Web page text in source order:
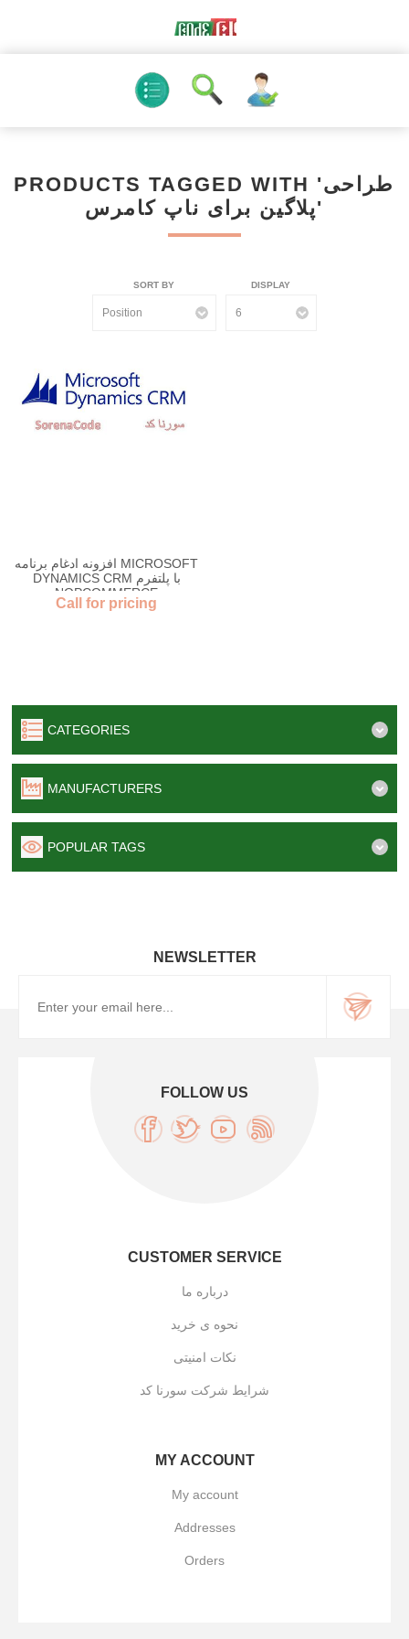
PRODUCTS TAGGED WITH 'طراحی
پلاگین برای ناپ کامرس'
SORT BY DISPLAY
افزونه ادغام برنامه MICROSOFT
DYNAMICS CRM با پلتفرم
NOPCOMMERCE
Call for pricing
CATEGORIES
MANUFACTURERS
POPULAR TAGS
NEWSLETTER
FOLLOW US
CUSTOMER SERVICE
درباره ما
نحوه ی خرید
نکات امنیتی
شرایط شرکت سورنا کد
MY ACCOUNT
My account
Addresses
Orders